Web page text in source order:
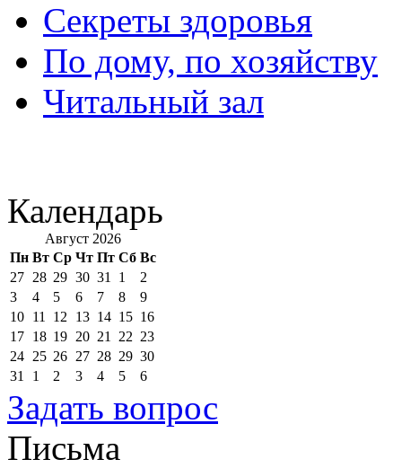
Секреты здоровья
По дому, по хозяйству
Читальный зал
Календарь
Август 2026
Пн Вт Ср Чт Пт Сб Вс
27 28 29 30 31 1
2
3
4 5 6 7 8
9
10 11 12 13 14 15 16
17 18 19 20 21 22 23
24 25 26 27 28 29 30
31
1 2 3 4 5 6
Задать вопрос
Письма